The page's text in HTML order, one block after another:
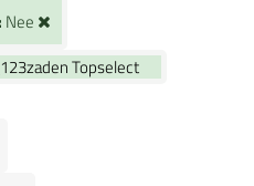
Nee
123zaden Topselect